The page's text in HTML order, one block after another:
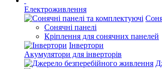
Електроживлення
Сонячні панелі
Кріплення для сонячних панелей
Інвертори
Акумулятори для інверторів